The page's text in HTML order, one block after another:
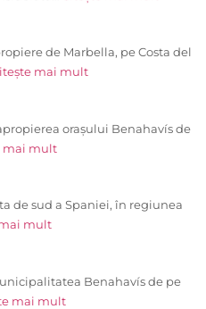
de Marbella, pe Costa del
mai mult
orașului Benahavís de
mai mult
de sud a Spaniei, în regiunea
mult
Benahavís de pe
mai mult